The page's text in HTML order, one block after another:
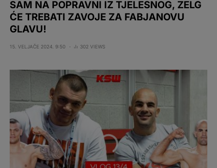
SAM NA POPRAVNI IZ TJELESNOG, ZELG
ĆE TREBATI ZAVOJE ZA FABJANOVU
GLAVU!
15. VELJAČE 2024. 9:50 302 VIEWS